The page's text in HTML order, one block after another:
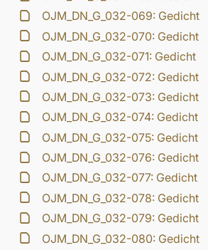
OJM_DN_G_032-069: Gedicht
OJM_DN_G_032-070: Gedicht
OJM_DN_G_032-071: Gedicht
OJM_DN_G_032-072: Gedicht
OJM_DN_G_032-073: Gedicht
OJM_DN_G_032-074: Gedicht
OJM_DN_G_032-075: Gedicht
OJM_DN_G_032-076: Gedicht
OJM_DN_G_032-077: Gedicht
OJM_DN_G_032-078: Gedicht
OJM_DN_G_032-079: Gedicht
OJM_DN_G_032-080: Gedicht